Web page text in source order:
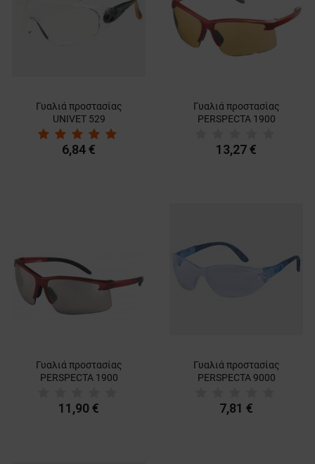
Γυαλιά προστασίας
UNIVET 529
6,84 €
Γυαλιά προστασίας
PERSPECTA 1900
13,27 €
Γυαλιά προστασίας
PERSPECTA 1900
11,90 €
Γυαλιά προστασίας
PERSPECTA 9000
7,81 €